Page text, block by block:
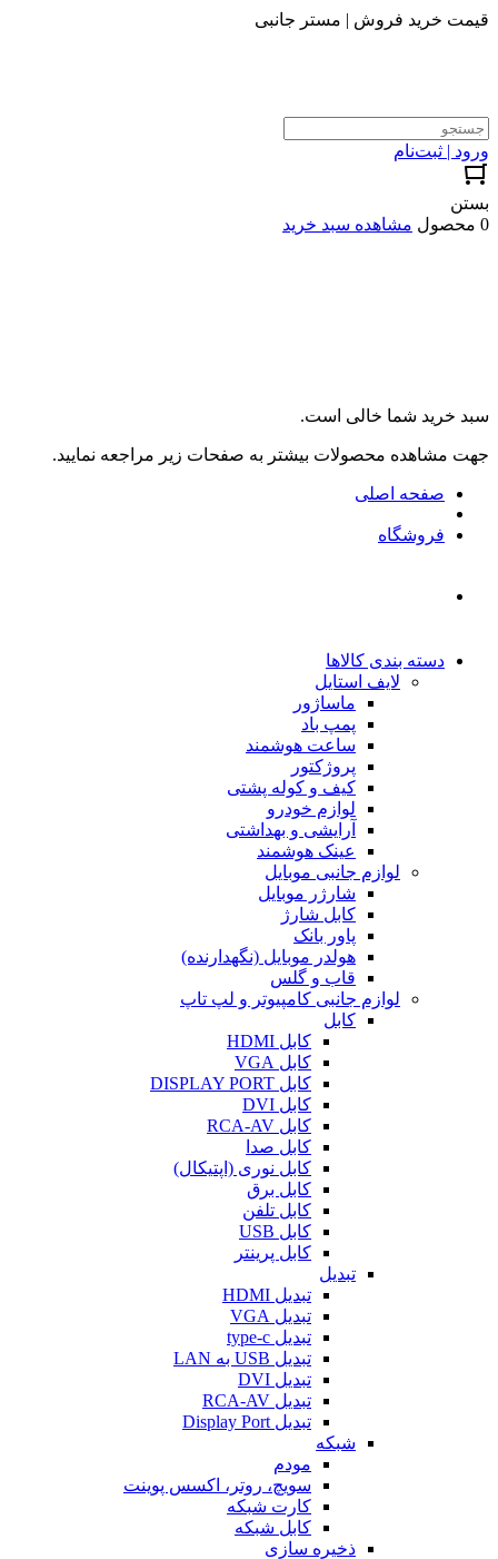
قیمت خرید فروش | مستر جانبی
ورود | ثبت‌نام
بستن
0 محصول
مشاهده سبد خرید
سبد خرید شما خالی است.
جهت مشاهده محصولات بیشتر به صفحات زیر مراجعه نمایید.
صفحه اصلی
فروشگاه
دسته بندی کالاها
لایف استایل
ماساژور
پمپ باد
ساعت هوشمند
پروژکتور
کیف و کوله پشتی
لوازم خودرو
آرایشی و بهداشتی
عینک هوشمند
لوازم جانبی موبایل
شارژر موبایل
کابل شارژ
پاور بانک
هولدر موبایل (نگهدارنده)
قاب و گلس
لوازم جانبی کامپیوتر و لپ تاپ
کابل
کابل HDMI
کابل VGA
کابل DISPLAY PORT
کابل DVI
کابل RCA-AV
کابل صدا
کابل نوری (اپتیکال)
کابل برق
کابل تلفن
کابل USB
کابل پرینتر
تبدیل
تبدیل HDMI
تبدیل VGA
تبدیل type-c
تبدیل USB به LAN
تبدیل DVI
تبدیل RCA-AV
تبدیل Display Port
شبکه
مودم
سویچ، روتر، اکسس پوینت
کارت شبکه
کابل شبکه
ذخیره سازی